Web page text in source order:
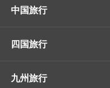
中国旅行
四国旅行
九州旅行